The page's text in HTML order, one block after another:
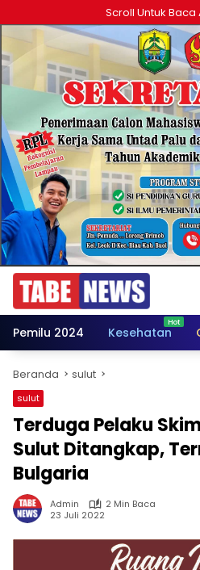
ke
konten
Scroll Untuk Baca
Pemilu 2024 Kesehatan
Beranda sulut
sulut
Terduga Pelaku
Sulut Ditangkap,
Bulgaria
Admin
2 Min Baca
23 Juli 2022